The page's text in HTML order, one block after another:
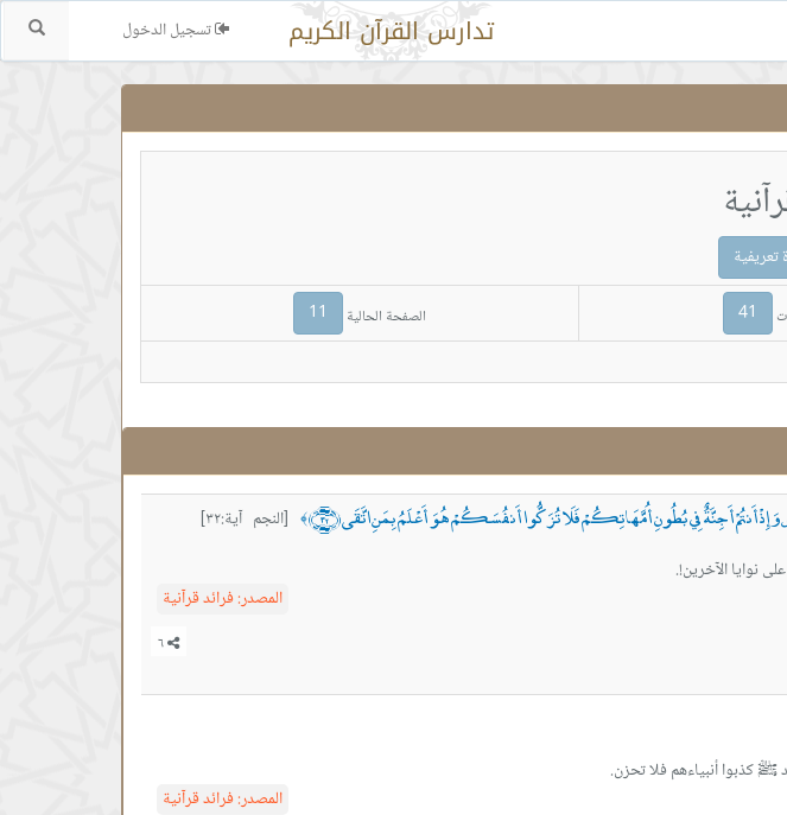
تسجيل الدخول تدارس القرآن الكريم
41 الصفحة الحالية 11
وَإِذْ أَنتُمْ أَجِنَّةٌ فِي بُطُونِ أُمَّهَاتِكُمْ فَلَا تُزَكُّوا أَنفُسَكُمْ هُوَ أَعْلَمُ بِمَنِ اتَّقَى ﴿٣٢﴾ ﴾
[النجم آية:٣٢]
نوايا الآخرين!.
المصدر:فرائد قرآنية
ﷺ كذبوا أنبياءهم فلا تحزن.
المصدر:فرائد قرآنية